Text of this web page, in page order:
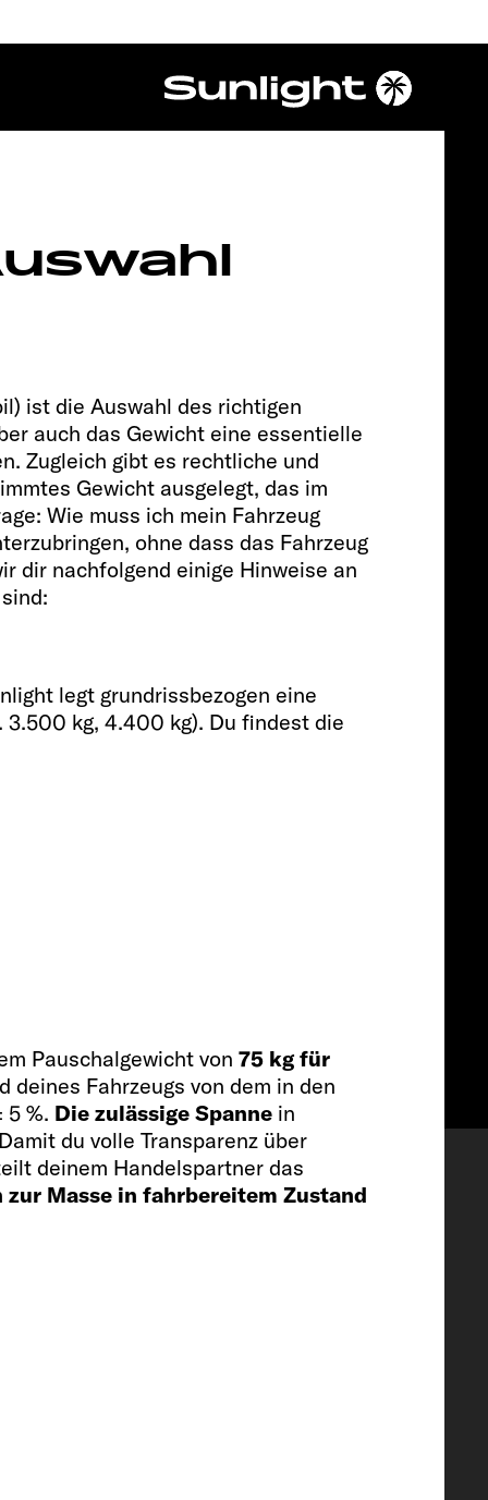
ist die Auswahl des richtigen
auch das Gewicht eine essentielle
Zugleich gibt es rechtliche und
Gewicht ausgelegt, das im
Wie muss ich mein Fahrzeug
ohne dass das Fahrzeug
dir nachfolgend einige Hinweise an
legt grundrissbezogen eine
3.500 kg, 4.400 kg). Du findest die
Pauschalgewicht von 75 kg für
Fahrzeugs von dem in den
5 %. Die zulässige Spanne in
du volle Transparenz über
deinem Handelspartner das
Masse in fahrbereitem Zustand
FIAT
Passagiere
Wishlist